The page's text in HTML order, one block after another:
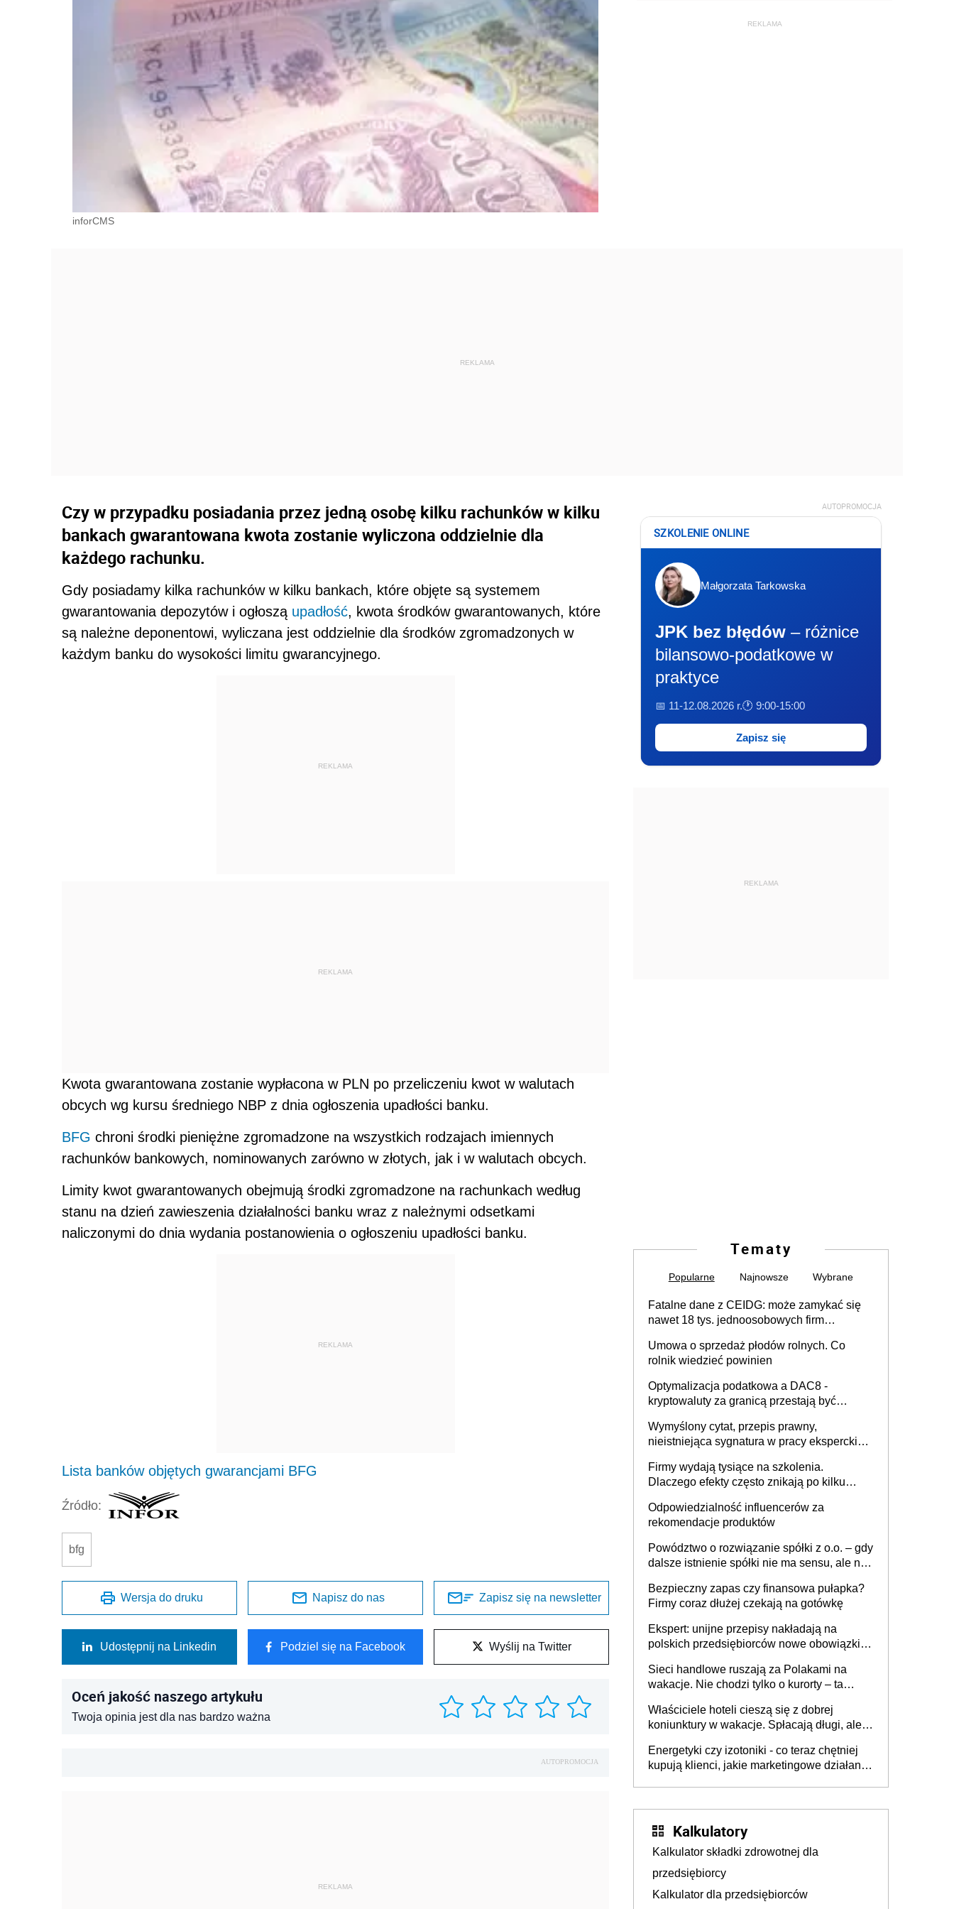
inforCMS
Czy w przypadku posiadania przez jedną osobę kilku rachunków w kilku
bankach gwarantowana kwota zostanie wyliczona oddzielnie dla
każdego rachunku.
Gdy posiadamy kilka rachunków w kilku bankach, które objęte są systemem
gwarantowania depozytów i ogłoszą upadłość, kwota środków gwarantowanych, które
są należne deponentowi, wyliczana jest oddzielnie dla środków zgromadzonych w
każdym banku do wysokości limitu gwarancyjnego.
REKLAMA
REKLAMA
Kwota gwarantowana zostanie wypłacona w PLN po przeliczeniu kwot w walutach
obcych wg kursu średniego NBP z dnia ogłoszenia upadłości banku.
BFG chroni środki pieniężne zgromadzone na wszystkich rodzajach imiennych
rachunków bankowych, nominowanych zarówno w złotych, jak i w walutach obcych.
Limity kwot gwarantowanych obejmują środki zgromadzone na rachunkach według
stanu na dzień zawieszenia działalności banku wraz z należnymi odsetkami
naliczonymi do dnia wydania postanowienia o ogłoszeniu upadłości banku.
REKLAMA
Lista banków objętych gwarancjami BFG
Źródło:
bfg
Wersja do druku Napisz do nas Zapisz się na newsletter
Udostępnij na Linkedin Podziel się na Facebook Wyślij na Twitter
Oceń jakość naszego artykułu
Twoja opinia jest dla nas bardzo ważna
AUTOPROMOCJA
REKLAMA
AUTOPROMOCJA
SZKOLENIE ONLINE
Małgorzata Tarkowska
JPK bez błędów – różnice
bilansowo-podatkowe w
praktyce
📅 11-12.08.2026 r.🕐 9:00-15:00
Zapisz się
REKLAMA
Tematy
Popularne Najnowsze Wybrane
Fatalne dane z CEIDG: może zamykać się
nawet 18 tys. jednoosobowych firm
Umowa o sprzedaż płodów rolnych. Co
rolnik wiedzieć powinien
Optymalizacja podatkowa a DAC8 -
kryptowaluty za granicą przestają być
Wymyślony cytat, przepis prawny,
nieistniejąca sygnatura w pracy eksperckiej -
firmie
Firmy wydają tysiące na szkolenia.
Dlaczego efekty często znikają po kilku
Odpowiedzialność influencerów za
rekomendacje produktów
Powództwo o rozwiązanie spółki z o.o. – gdy
dalsze istnienie spółki nie ma sensu, ale nie
Bezpieczny zapas czy finansowa pułapka?
Firmy coraz dłużej czekają na gotówkę
Ekspert: unijne przepisy nakładają na
polskich przedsiębiorców nowe obowiązki w
Sieci handlowe ruszają za Polakami na
wakacje. Nie chodzi tylko o kurorty – ta
tam, gdzie wielu spędzi urlop po cichu
Właściciele hoteli cieszą się z dobrej
koniunktury w wakacje. Spłacają długi, ale
Energetyki czy izotoniki - co teraz chętniej
kupują klienci, jakie marketingowe działania
Kalkulatory
Kalkulator składki zdrowotnej dla
przedsiębiorcy
Kalkulator dla przedsiębiorców